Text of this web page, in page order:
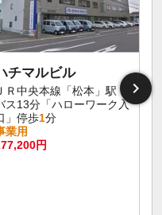
チマルビル
ＪＲ中央本線「松本」駅
ス13分「ハローワーク入
」停歩1分
業用
円